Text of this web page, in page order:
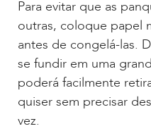
Para evitar que as
outras, coloque papel
antes de congelá-las.
se fundir em uma
poderá facilmente
quiser sem precisar
vez.